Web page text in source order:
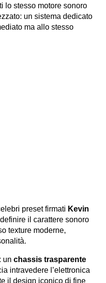
lo stesso motore sonoro
un sistema dedicato
ma allo stesso
preset firmati Kevin
il carattere sonoro
texture moderne,
un chassis trasparente
intravedere l’elettronica
il design iconico di fine